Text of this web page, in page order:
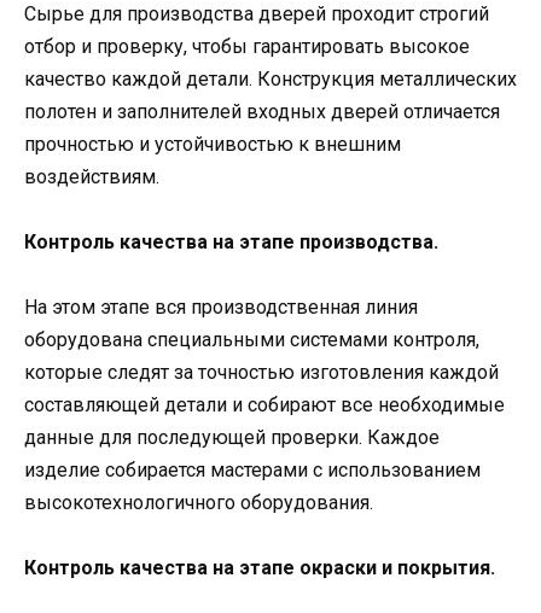
Сырье для производства дверей проходит строгий
отбор и проверку, чтобы гарантировать высокое
качество каждой детали. Конструкция металлических
полотен и заполнителей входных дверей отличается
прочностью и устойчивостью к внешним
воздействиям.
Контроль качества на этапе производства.
На этом этапе вся производственная линия
оборудована специальными системами контроля,
которые следят за точностью изготовления каждой
составляющей детали и собирают все необходимые
данные для последующей проверки. Каждое
изделие собирается мастерами с использованием
высокотехнологичного оборудования.
Контроль качества на этапе окраски и покрытия.